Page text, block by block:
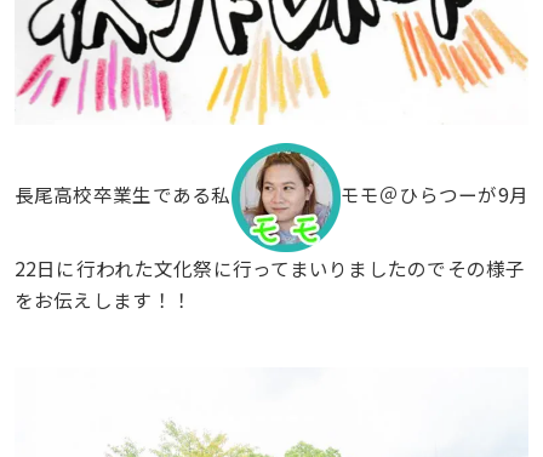
長尾高校卒業生である私 モモ＠ひらつーが9月
22日に行われた文化祭に行ってまいりましたのでその様子
をお伝えします！！